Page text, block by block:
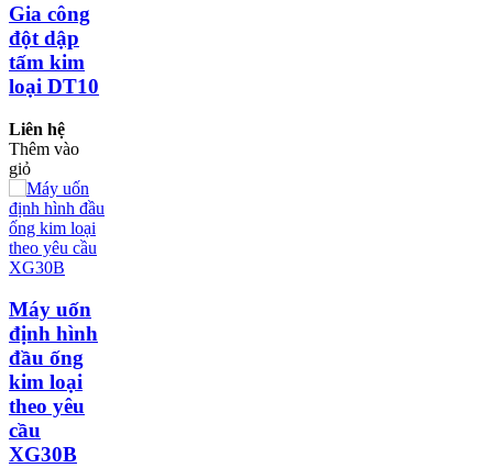
Gia công
đột dập
tấm kim
loại DT10
Liên hệ
Thêm vào
giỏ
Máy uốn
định hình
đầu ống
kim loại
theo yêu
cầu
XG30B